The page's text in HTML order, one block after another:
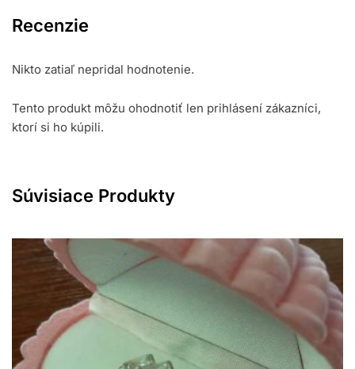
Recenzie
Nikto zatiaľ nepridal hodnotenie.
Tento produkt môžu ohodnotiť len prihlásení zákazníci,
ktorí si ho kúpili.
Súvisiace Produkty